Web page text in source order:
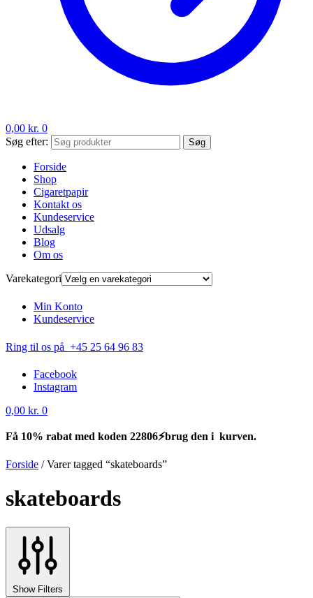
0,00 kr. 0
Søg efter:
Søg
Forside
Shop
Cigaretpapir
Kontakt os
Kundeservice
Udsalg
Blog
Om os
Varekategori
Min Konto
Kundeservice
Ring til os på +45 25 64 96 83
Facebook
Instagram
0,00 kr. 0
Få 10% rabat med koden 22806⚡brug den i kurven.
Forside /Varer tagged “skateboards”
skateboards
Show Filters